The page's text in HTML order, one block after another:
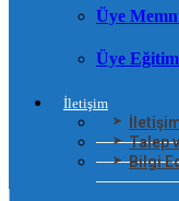
Üye
Üye
İletişim
Talep
Bilgi